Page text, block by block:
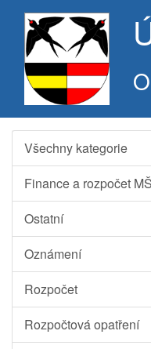
Všechny kategorie
Finance a rozpočet
Ostatní
Oznámení
Rozpočet
Rozpočtová opatření